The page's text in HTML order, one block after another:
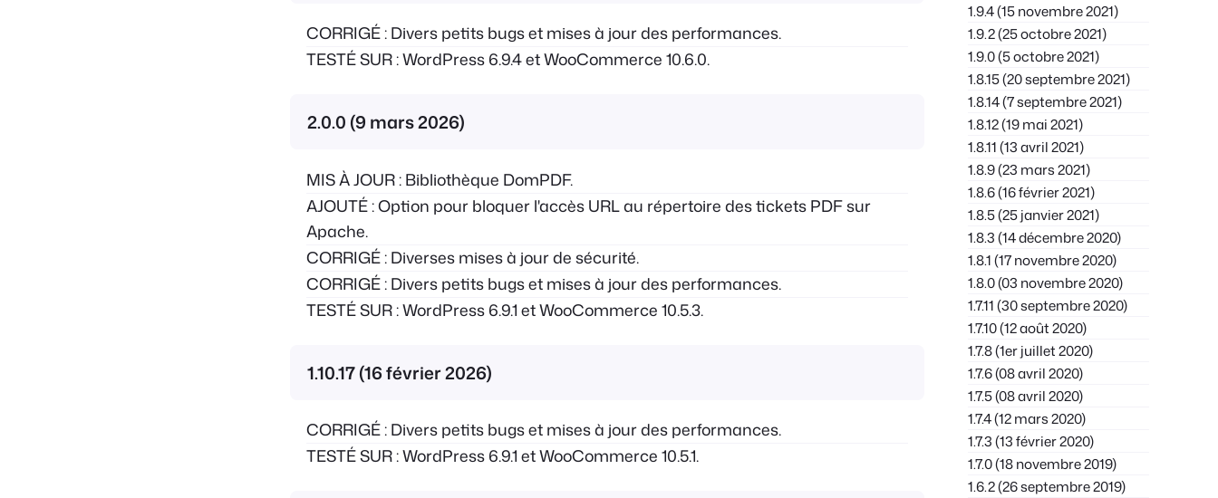
CORRIGÉ : Divers petits bugs et mises à jour des performances.
TESTÉ SUR : WordPress 6.9.4 et WooCommerce 10.6.0.
2.0.0 (9 mars 2026)
MIS À JOUR : Bibliothèque DomPDF.
AJOUTÉ : Option pour bloquer l'accès URL au répertoire des tickets PDF sur
Apache.
CORRIGÉ : Diverses mises à jour de sécurité.
CORRIGÉ : Divers petits bugs et mises à jour des performances.
TESTÉ SUR : WordPress 6.9.1 et WooCommerce 10.5.3.
1.10.17 (16 février 2026)
CORRIGÉ : Divers petits bugs et mises à jour des performances.
TESTÉ SUR : WordPress 6.9.1 et WooCommerce 10.5.1.
1.9.4 (15 novembre 2021)
1.9.2 (25 octobre 2021)
1.9.0 (5 octobre 2021)
1.8.15 (20 septembre 2021)
1.8.14 (7 septembre 2021)
1.8.12 (19 mai 2021)
1.8.11 (13 avril 2021)
1.8.9 (23 mars 2021)
1.8.6 (16 février 2021)
1.8.5 (25 janvier 2021)
1.8.3 (14 décembre 2020)
1.8.1 (17 novembre 2020)
1.8.0 (03 novembre 2020)
1.7.11 (30 septembre 2020)
1.7.10 (12 août 2020)
1.7.8 (1er juillet 2020)
1.7.6 (08 avril 2020)
1.7.5 (08 avril 2020)
1.7.4 (12 mars 2020)
1.7.3 (13 février 2020)
1.7.0 (18 novembre 2019)
1.6.2 (26 septembre 2019)